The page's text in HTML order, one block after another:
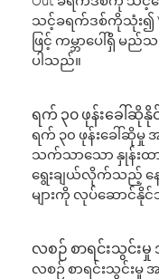
သင့်ခရက်ဒစ်ကိုသုံး၍
ဖြင့် ကမ္ဘာပေါ်ရှိ မ
ပါသည်။
ရက် ၃၀ ဖုန်းခေါ်ဆို
ရက် ၃၀ ဖုန်းခေါ်ဆို
သက်သာသော နှုန်းထာ
ရွေးချယ်လိုက်သည့် န
များကို လုပ်ဆောင်နို
လစဉ် စာရင်းသွင်းမှု
လစဉ် စာရင်းသွင်းမှု